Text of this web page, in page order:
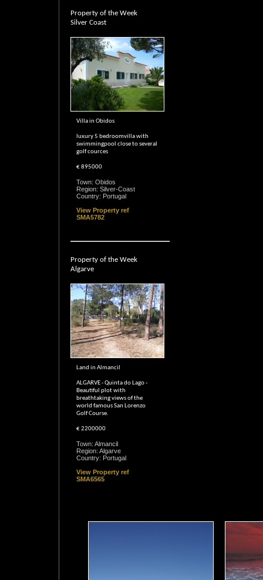
Property of the Week
Silver Coast
Villa in Obidos
luxury 5 bedroomvilla with
swimmingpool close to several
golf cources
€ 895000
Town: Obidos
Region: Silver-Coast
Country: Portugal
View Property ref
SMA5782
Property of the Week
Algarve
Land in Almancil
ALGARVE - Quinta do Lago -
Beautiful plot with
breathtaking views of the
world famous San Lorenzo
Golf Course.
€ 2200000
Town: Almancil
Region: Algarve
Country: Portugal
View Property ref
SMA6565